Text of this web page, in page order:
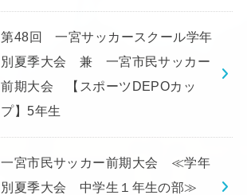
第48回 一宮サッカースクール学年
別夏季大会 兼 一宮市民サッカー
前期大会 【スポーツDEPOカッ
プ】5年生
一宮市民サッカー前期大会 ≪学年
別夏季大会 中学生１年生の部≫